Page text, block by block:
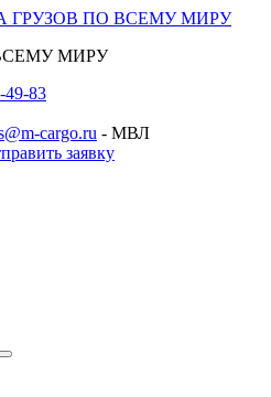
МИРУ
49-83
cargo.ru - МВЛ
заявку